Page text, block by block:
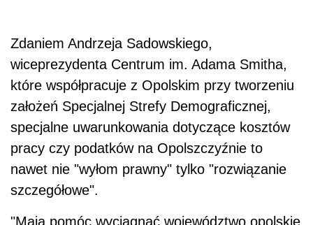
Zdaniem Andrzeja Sadowskiego,
wiceprezydenta Centrum im. Adama Smitha,
które współpracuje z Opolskim przy tworzeniu
założeń Specjalnej Strefy Demograficznej,
specjalne uwarunkowania dotyczące kosztów
pracy czy podatków na Opolszczyźnie to
nawet nie "wyłom prawny" tylko "rozwiązanie
szczegółowe".
"Mają pomóc wyciągnąć województwo opolskie